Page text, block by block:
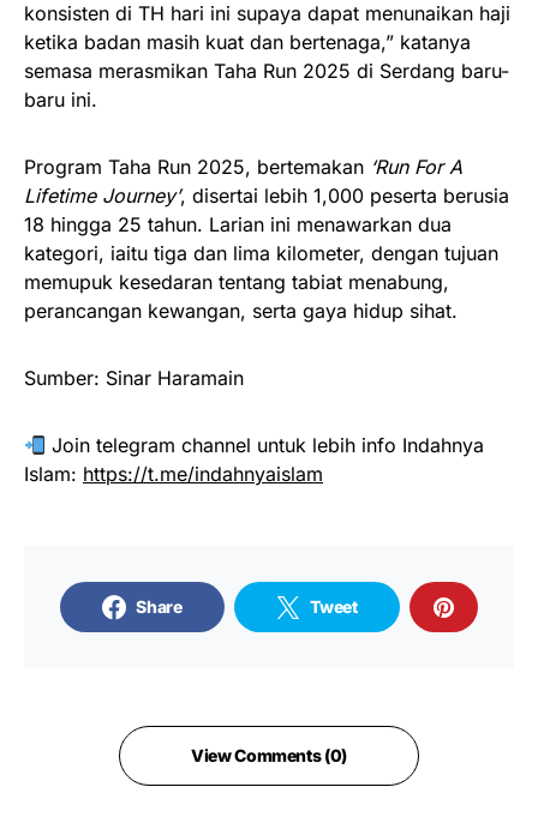
konsisten di TH hari ini supaya dapat menunaikan haji
ketika badan masih kuat dan bertenaga,” katanya
semasa merasmikan Taha Run 2025 di Serdang baru-
baru ini.
Program Taha Run 2025, bertemakan ‘Run For A
Lifetime Journey’, disertai lebih 1,000 peserta berusia
18 hingga 25 tahun. Larian ini menawarkan dua
kategori, iaitu tiga dan lima kilometer, dengan tujuan
memupuk kesedaran tentang tabiat menabung,
perancangan kewangan, serta gaya hidup sihat.
Sumber: Sinar Haramain
Join telegram channel untuk lebih info Indahnya
Islam: https://t.me/indahnyaislam
Share Tweet
View Comments (0)